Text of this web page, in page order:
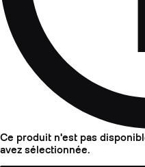
Ce produit n'est pas
avez sélectionnée.